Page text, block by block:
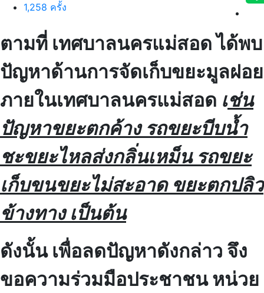
1,258 ครั้ง
ตามที่ เทศบาลนครแม่สอด ได้พบ
ปัญหาด้านการจัดเก็บขยะมูลฝอย
ภายในเทศบาลนครแม่สอด เช่น
ปัญหาขยะตกค้าง รถขยะบีบน้ำ
ชะขยะไหลส่งกลิ่นเหม็น รถขยะ
เก็บขนขยะไม่สะอาด ขยะตกปลิว
ข้างทาง เป็นต้น
ดังนั้น เพื่อลดปัญหาดังกล่าว จึง
ขอความร่วมมือประชาชน หน่วย